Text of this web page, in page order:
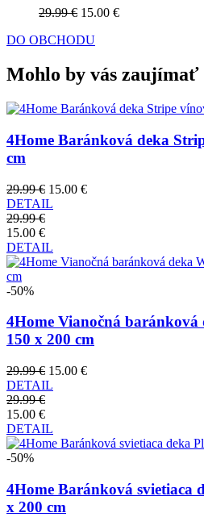
29.99 € 15.00 €
DO OBCHODU
Mohlo by vás zaujímať
4Home Baránková deka
cm
29.99 € 15.00 €
DETAIL
29.99 €
15.00 €
DETAIL
-50%
4Home Vianočná baránková
150 x 200 cm
29.99 € 15.00 €
DETAIL
29.99 €
15.00 €
DETAIL
-50%
4Home Baránková svietiaca
x 200 cm